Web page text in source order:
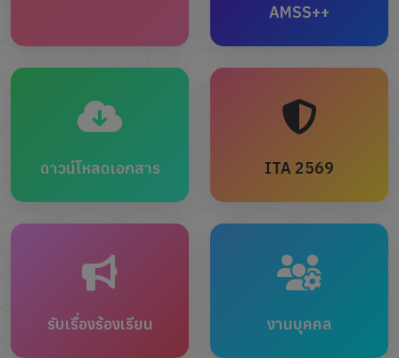
AMSS++
ดาวน์โหลดเอกสาร ITA 2569
รับเรื่องร้องเรียน งานบุคคล